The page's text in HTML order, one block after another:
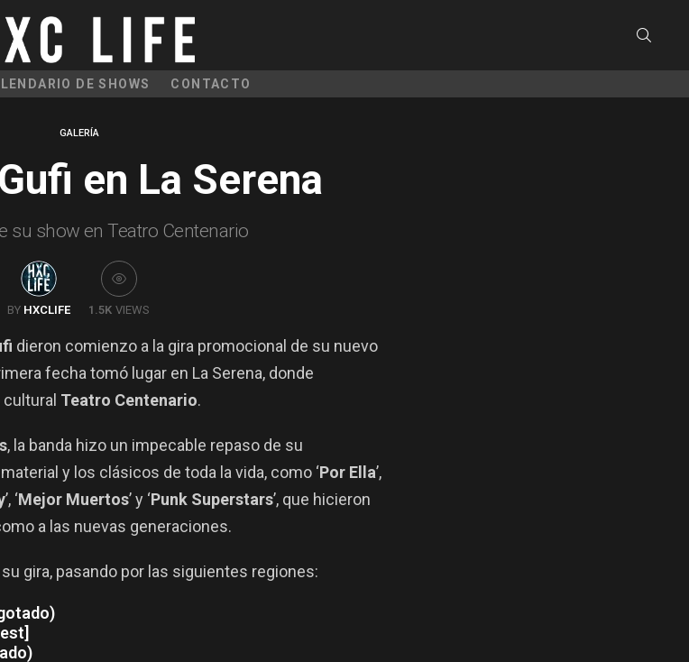
DE SHOWS CONTACTO
GALERÍA
en La Serena
su show en Teatro Centenario
BY HXCLIFE 1.5K VIEWS
dieron comienzo a la gira promocional de su nuevo
fecha tomó lugar en La Serena, donde
Teatro Centenario.
, la banda hizo un impecable repaso de su
y los clásicos de toda la vida, como ‘Por Ella’,
’, ‘Mejor Muertos’ y ‘Punk Superstars’, que hicieron
a las nuevas generaciones.
gira, pasando por las siguientes regiones: